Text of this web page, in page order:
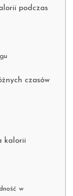
podczas
czasów
kalorii
w